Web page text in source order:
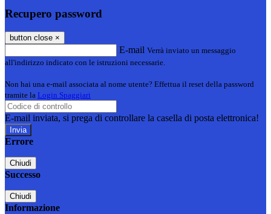
Recupero password
button close ×
E-mail Verrà inviato un messaggio
all'indirizzo indicato con le istruzioni necessarie.
Non hai una e-mail associata al nome utente? Effettua il reset della password
tramite la Login Spaggiari
E-mail inviata, si prega di controllare la casella di posta elettronica!
Errore
Chiudi
Successo
Chiudi
Informazione